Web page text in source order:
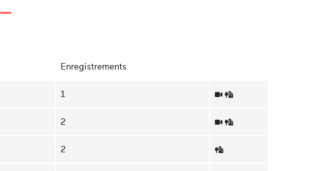
Enregistrements
1
2
2